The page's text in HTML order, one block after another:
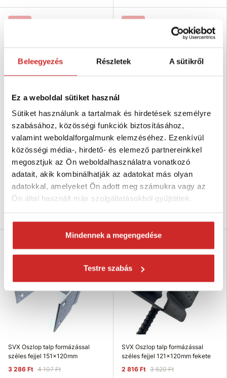
Beleegyezés Részletek A sütikről
Ez a weboldal sütiket használ
Sütiket használunk a tartalmak és hirdetések személyre
szabásához, közösségi funkciók biztosításához,
valamint weboldalforgalmunk elemzéséhez. Ezenkívül
közösségi média-, hirdető- és elemező partnereinkkel
megosztjuk az Ön weboldalhasználatra vonatkozó
adatait, akik kombinálhatják az adatokat más olyan
adatokkal, amelyeket Ön adott meg számukra vagy az
Ön által használt más szolgáltatásokból gyűjtöttek.
Mindennek a megengedése
Testre szabás
SVX Oszlop talp formázással
széles fejjel 80x80mm fekete
1 690 Ft 2 112 Ft
Méret (axbxc mm): 80x80x125
Felületkezelés: Fekete szín
Raktáron 343 db
SVX Oszlop talp formázással
széles fejjel 101x100mm fekete
2 253 Ft
2 816 Ft
Méret (axbxc mm):
101x100x125 mm
Felületkezelés: Fekete szín
Raktáron 270 db
Akció
SVX Oszlop talp formázással
széles fejjel 151x120mm
3 286 Ft 4 107 Ft
Akció
SVX Oszlop talp formázással
széles fejjel 121x120mm fekete
2 816 Ft 3 520 Ft